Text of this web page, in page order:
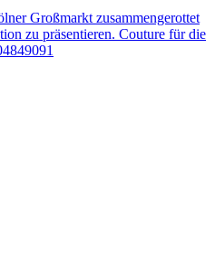
Großmarkt zusammengerottet
zu präsentieren. Couture für die